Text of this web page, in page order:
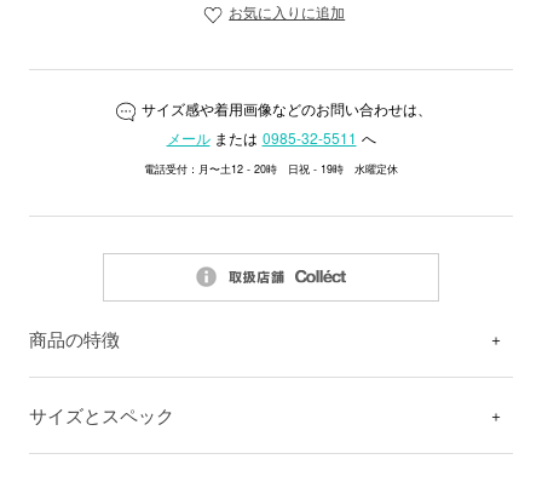
お気に入りに追加
サイズ感や着用画像などのお問い合わせは、
メールまたは 0985-32-5511 へ
電話受付：月〜土12 - 20時 日祝 - 19時 水曜定休
商品の特徴
サイズとスペック